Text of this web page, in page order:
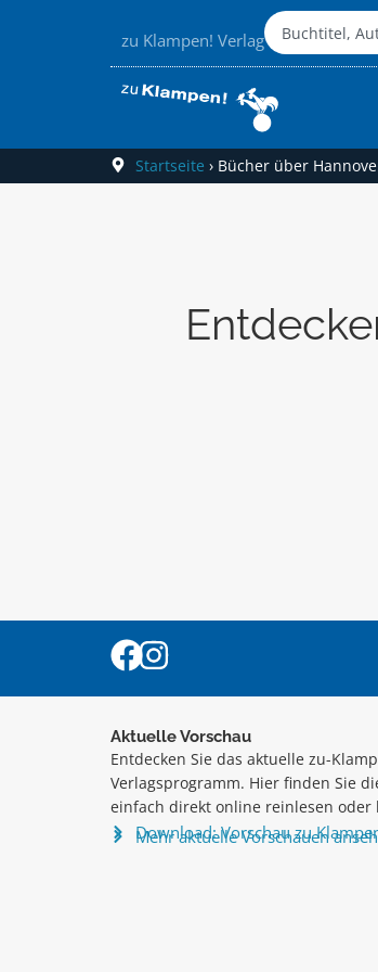
zu Klampen! Verlag
Startseite › Bücher über
Aktuelle Vorschau
Entdecken Sie das aktuelle zu-
Verlagsprogramm. Hier finden Sie
einfach direkt online reinlesen oder
Download: Vorschau zu
Mehr aktuelle Vorschauen